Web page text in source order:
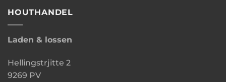
HOUTHANDEL
Laden & lossen
Hellingstrjitte 2
9269 PV